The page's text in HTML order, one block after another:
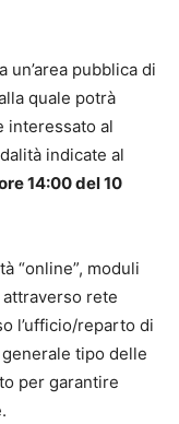
un’area pubblica di
quale potrà
interessato al
indicate al
14:00 del 10
“online”, moduli
rete
l’ufficio/reparto di
tipo delle
per garantire